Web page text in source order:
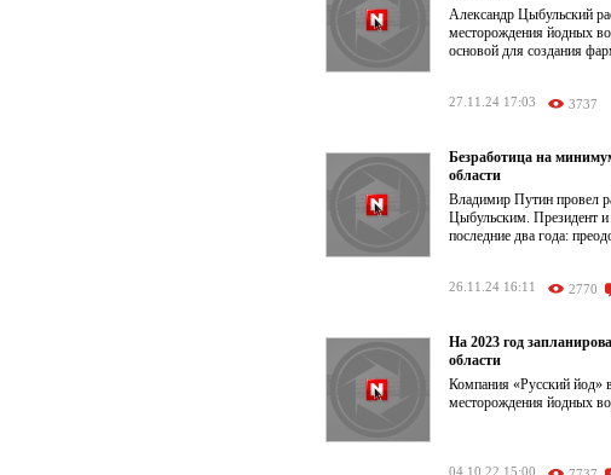
Александр Цыбульский
месторождения йодных
основой для создания
27.11.24 17:03 3737
Безработица на
области
Владимир Путин провел
Цыбульским. Президент и
последние два года:
26.11.24 16:11 2770
На 2023 год
области
Компания «Русский йод»
месторождения йодных
04.10.22 15:00